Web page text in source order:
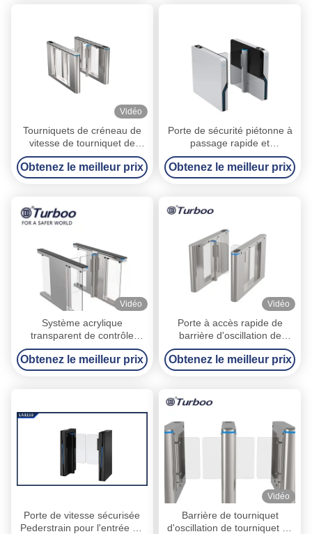
Vidéo
Tourniquets de créneau de
vitesse de tourniquet de
porte d'oscillation de la
sécurité RS485 avec la
lumière de RVB
Obtenez le meilleur prix
Porte de sécurité piétonne à
passage rapide et
silencieuse pour centre de
fitness EF3213L
Obtenez le meilleur prix
Vidéo
Système acrylique
transparent de contrôle
d'accès de tourniquet de
créneau de vitesse
Obtenez le meilleur prix
Vidéo
Porte à accès rapide de
barrière d'oscillation de
tourniquet de créneau de
vitesse de contrôle avec la
barre de bande de LED
Obtenez le meilleur prix
Porte de vitesse sécurisée
Pederstrain pour l'entrée de
Vidéo
Barrière de tourniquet
d'oscillation de tourniquet de